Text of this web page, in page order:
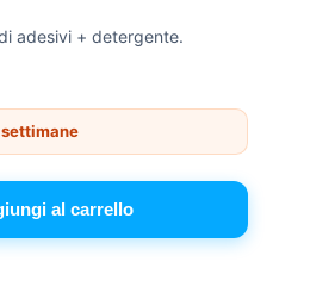
adesivi + detergente.
al carrello